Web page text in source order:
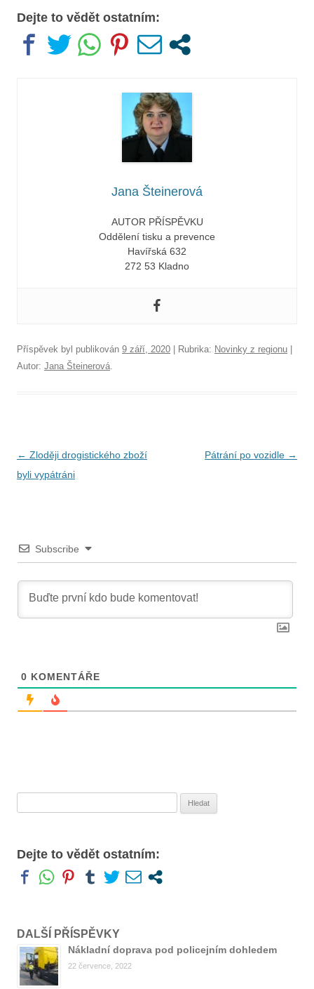
Dejte to vědět ostatním:
Jana Šteinerová
AUTOR PŘÍSPĚVKU
Oddělení tisku a prevence
Havířská 632
272 53 Kladno
Příspěvek byl publikován 9 září, 2020 | Rubrika: Novinky z regionu
Autor: Jana Šteinerová.
N
a
a
p
ř
í
← Zloději drogistického zboží
byli vypátráni
Pátrání po vozidle →
Subscribe
0 KOMENTÁŘE
Dejte to vědět ostatním:
DALŠÍ PŘÍSPĚVKY
Nákladní doprava pod policejním dohledem
22 července, 2022